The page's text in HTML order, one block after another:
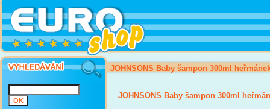
JOHNSONS Baby šampon 300ml
JOHNSONS Baby šampon 300ml